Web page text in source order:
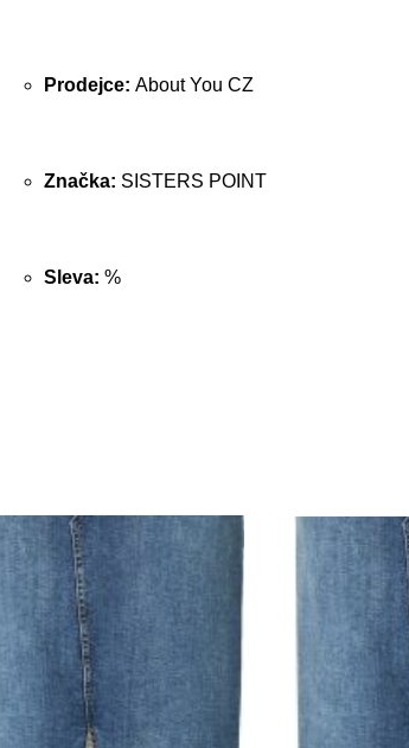
Prodejce: About You CZ
Značka: SISTERS POINT
Sleva: %